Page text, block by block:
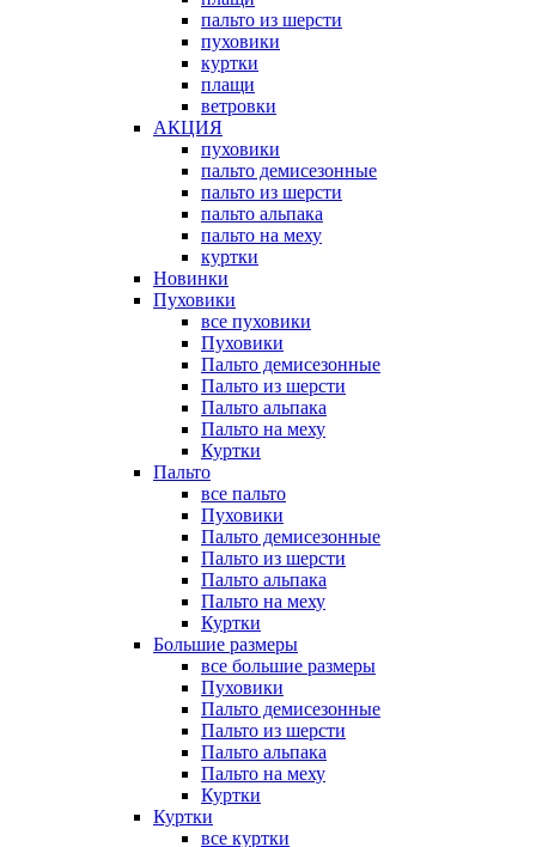
пальто из шерсти
пуховики
куртки
плащи
ветровки
АКЦИЯ
пуховики
пальто демисезонные
пальто из шерсти
пальто альпака
пальто на меху
куртки
Новинки
Пуховики
все пуховики
Пуховики
Пальто демисезонные
Пальто из шерсти
Пальто альпака
Пальто на меху
Куртки
Пальто
все пальто
Пуховики
Пальто демисезонные
Пальто из шерсти
Пальто альпака
Пальто на меху
Куртки
Большие размеры
все большие размеры
Пуховики
Пальто демисезонные
Пальто из шерсти
Пальто альпака
Пальто на меху
Куртки
Куртки
все куртки